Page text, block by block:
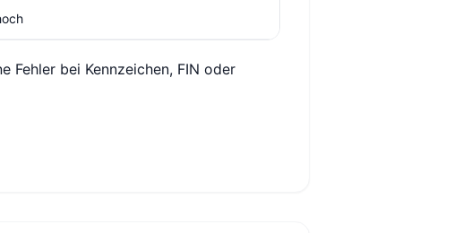
Fehler bei Kennzeichen, FIN oder